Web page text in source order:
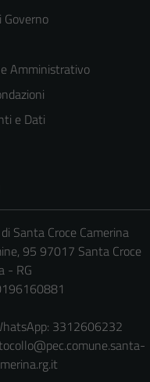
Governo
Amministrativo
e Dati
Santa Croce Camerina
95 97017 Santa Croce
- RG
3312606232